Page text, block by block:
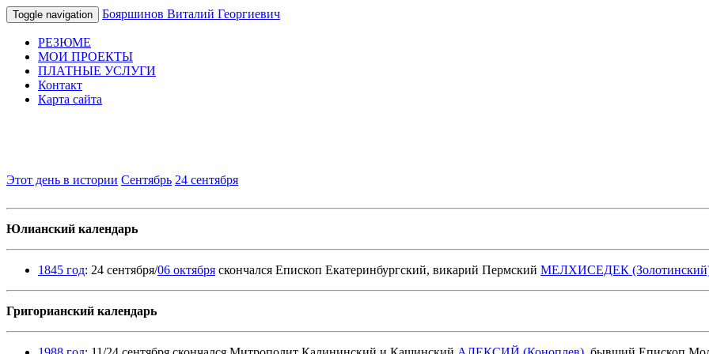
Toggle navigation Бояршинов Виталий Георгиевич
РЕЗЮМЕ
МОИ ПРОЕКТЫ
ПЛАТНЫЕ УСЛУГИ
Контакт
Карта сайта
Этот день в истории Сентябрь 24 сентября
Юлианский календарь
1845 год: 24 сентября/06 октября скончался Епископ Екатеринбургский, викарий Пермский МЕЛХИСЕДЕК
Григорианский календарь